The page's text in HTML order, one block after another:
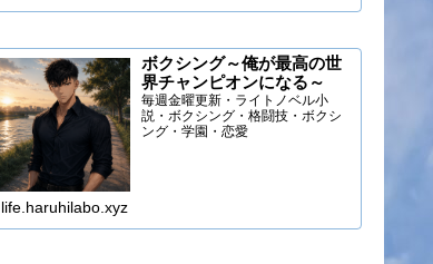
ボクシング～俺が最高の世
界チャンピオンになる～
毎週金曜更新・ライトノベル小
説・ボクシング・格闘技・ボクシ
ング・学園・恋愛
life.haruhilabo.xyz